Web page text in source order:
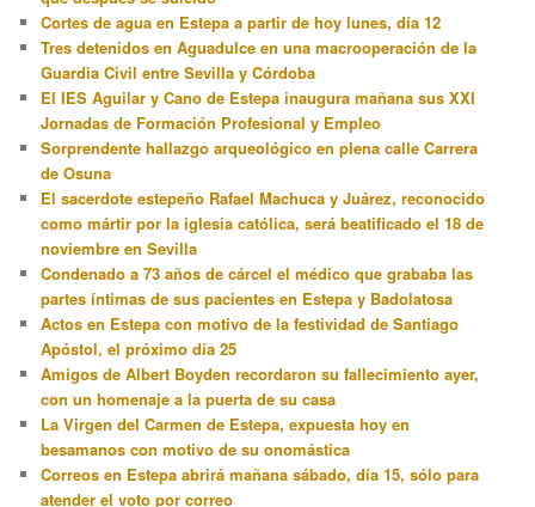
Cortes de agua en Estepa a partir de hoy lunes, día 12
Tres detenidos en Aguadulce en una macrooperación de la
Guardia Civil entre Sevilla y Córdoba
El IES Aguilar y Cano de Estepa inaugura mañana sus XXI
Jornadas de Formación Profesional y Empleo
Sorprendente hallazgo arqueológico en plena calle Carrera
de Osuna
El sacerdote estepeño Rafael Machuca y Juárez, reconocido
como mártir por la iglesia católica, será beatificado el 18 de
noviembre en Sevilla
Condenado a 73 años de cárcel el médico que grababa las
partes íntimas de sus pacientes en Estepa y Badolatosa
Actos en Estepa con motivo de la festividad de Santiago
Apóstol, el próximo día 25
Amigos de Albert Boyden recordaron su fallecimiento ayer,
con un homenaje a la puerta de su casa
La Virgen del Carmen de Estepa, expuesta hoy en
besamanos con motivo de su onomástica
Correos en Estepa abrirá mañana sábado, día 15, sólo para
atender el voto por correo